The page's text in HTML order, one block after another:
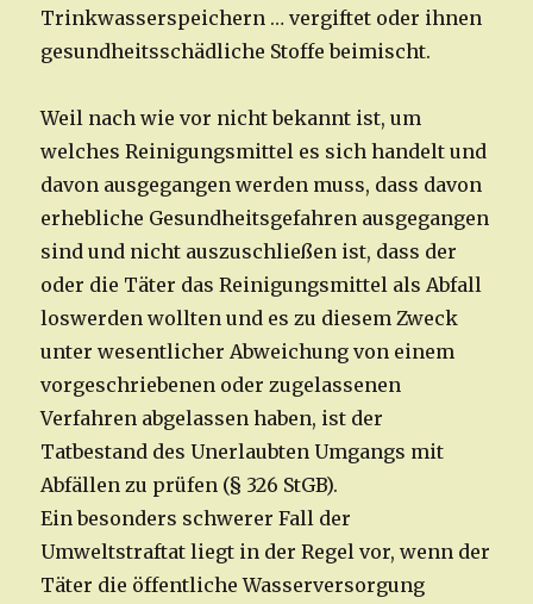
Trinkwasserspeichern … vergiftet oder ihnen
gesundheitsschädliche Stoffe beimischt.
Weil nach wie vor nicht bekannt ist, um
welches Reinigungsmittel es sich handelt und
davon ausgegangen werden muss, dass davon
erhebliche Gesundheitsgefahren ausgegangen
sind und nicht auszuschließen ist, dass der
oder die Täter das Reinigungsmittel als Abfall
loswerden wollten und es zu diesem Zweck
unter wesentlicher Abweichung von einem
vorgeschriebenen oder zugelassenen
Verfahren abgelassen haben, ist der
Tatbestand des Unerlaubten Umgangs mit
Abfällen zu prüfen (§ 326 StGB).
Ein besonders schwerer Fall der
Umweltstraftat liegt in der Regel vor, wenn der
Täter die öffentliche Wasserversorgung